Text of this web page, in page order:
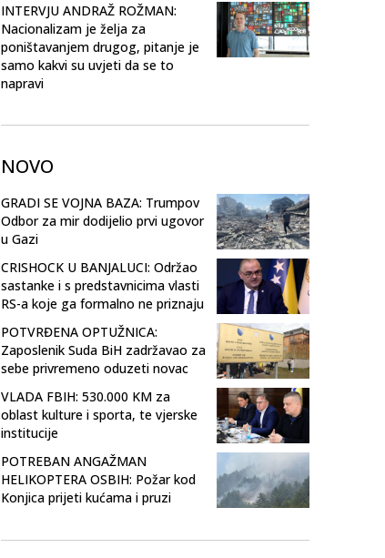
INTERVJU ANDRAŽ ROŽMAN:
Nacionalizam je želja za
poništavanjem drugog, pitanje je
samo kakvi su uvjeti da se to
napravi
NOVO
GRADI SE VOJNA BAZA: Trumpov
Odbor za mir dodijelio prvi ugovor
u Gazi
CRISHOCK U BANJALUCI: Održao
sastanke i s predstavnicima vlasti
RS-a koje ga formalno ne priznaju
POTVRĐENA OPTUŽNICA:
Zaposlenik Suda BiH zadržavao za
sebe privremeno oduzeti novac
VLADA FBIH: 530.000 KM za
oblast kulture i sporta, te vjerske
institucije
POTREBAN ANGAŽMAN
HELIKOPTERA OSBIH: Požar kod
Konjica prijeti kućama i pruzi